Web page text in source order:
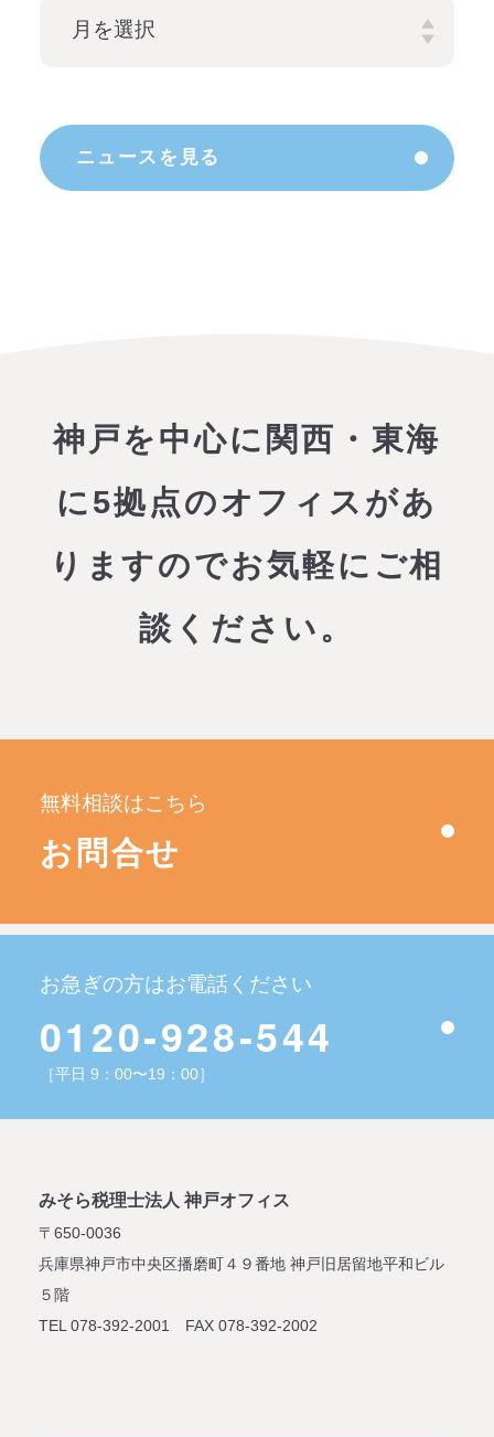
ニュースを見る
神戸を中心に関西・東海
に5拠点のオフィスがあ
りますのでお気軽にご相
談ください。
無料相談はこちら
お問合せ
お急ぎの方はお電話ください
0120-928-544
［平日 9：00〜19：00］
みそら税理士法人 神戸オフィス
〒650-0036
兵庫県神戸市中央区播磨町４９番地 神戸旧居留地平和ビル
５階
TEL 078-392-2001 FAX 078-392-2002